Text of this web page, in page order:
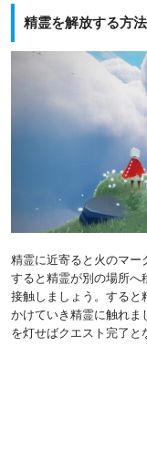
精霊を解放する方法
精霊に近寄ると火のマー
すると精霊が別の場所へ
接触しましょう。すると
かけていき精霊に触れま
を灯せばクエスト完了と